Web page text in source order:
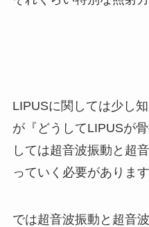
LIPUSに関しては少し
が『どうしてLIPUSが
しては超音波振動と超
っていく必要があります
では超音波振動と超音